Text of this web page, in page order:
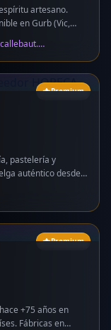
artesano.
en Gurb (Vic,
Selváticas,
Quador,
(Mejor Maestro
Barcelona en
barry-callebaut.com
Premium
pastelería y
auténtico desde
Belcolade
(Vietnam 73%,
Fábrica
formación.
corporativaPremium
+75 años en
Fábricas en